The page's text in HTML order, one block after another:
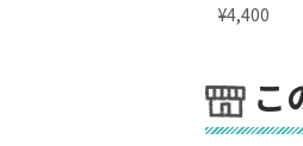
¥4,400
こ